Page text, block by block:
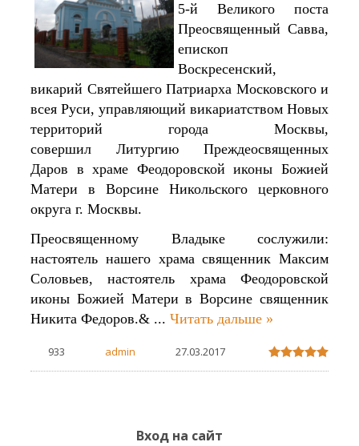
5-й Великого поста
Преосвященный Савва,
епископ
Воскресенский,
викарий Святейшего Патриарха Московского и
всея Руси, управляющий викариатством Новых
территорий города Москвы,
совершил Литургию Преждеосвященных
Даров в храме Феодоровской иконы Божией
Матери в Ворсине Никольского церковного
округа г. Москвы.
Преосвященному Владыке сослужили:
настоятель нашего храма священник Максим
Соловьев, настоятель храма Феодоровской
иконы Божией Матери в Ворсине священник
Никита Федоров.& ... Читать дальше »
933 admin 27.03.2017
Вход на сайт